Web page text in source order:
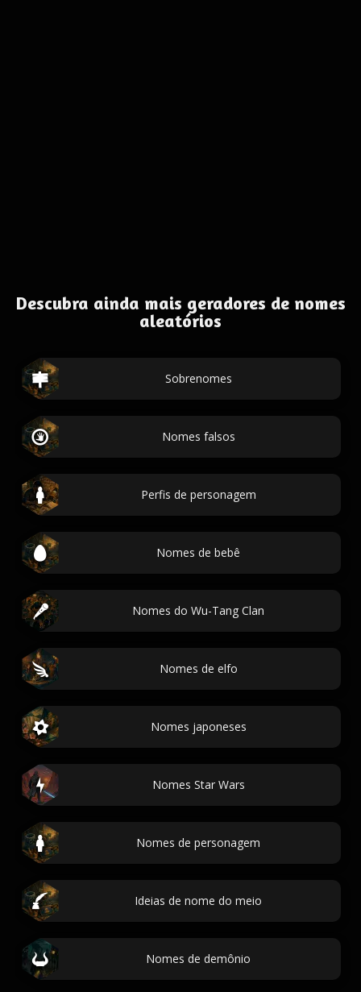
Descubra ainda mais geradores de nomes
aleatórios
Sobrenomes
Nomes falsos
Perfis de personagem
Nomes de bebê
Nomes do Wu-Tang Clan
Nomes de elfo
Nomes japoneses
Nomes Star Wars
Nomes de personagem
Ideias de nome do meio
Nomes de demônio